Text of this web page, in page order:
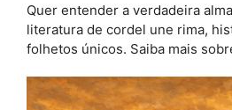
Quer entender a verdadeira
literatura de cordel une rima,
folhetos únicos. Saiba mais